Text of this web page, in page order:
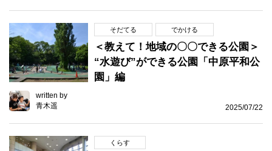
そだてる でかける
＜教えて！地域の〇〇できる公園＞
“水遊び”ができる公園「中原平和公
園」編
written by
青木遥
2025/07/22
くらす